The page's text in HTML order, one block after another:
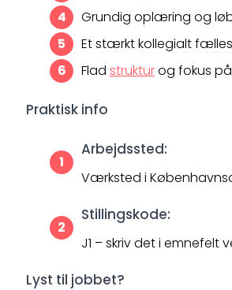
Grundig oplæring og
Et stærkt kollegialt
Flad strukturog fokus
Praktisk info
Arbejdssted:
Værksted i
Stillingskode:
J1 – skriv det i emnefelt
Lyst til jobbet?